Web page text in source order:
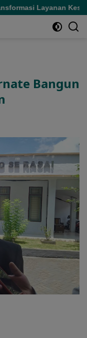
Layanan Kesehatan
Bangun